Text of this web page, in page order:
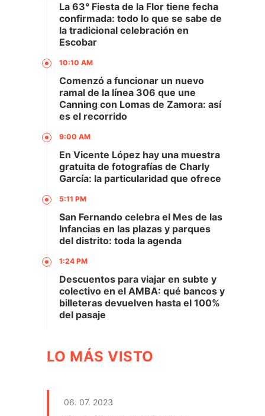
La 63° Fiesta de la Flor tiene fecha
confirmada: todo lo que se sabe de
la tradicional celebración en
Escobar
10:10 AM
Comenzó a funcionar un nuevo
ramal de la línea 306 que une
Canning con Lomas de Zamora: así
es el recorrido
9:00 AM
En Vicente López hay una muestra
gratuita de fotografías de Charly
García: la particularidad que ofrece
5:11 PM
San Fernando celebra el Mes de las
Infancias en las plazas y parques
del distrito: toda la agenda
1:24 PM
Descuentos para viajar en subte y
colectivo en el AMBA: qué bancos y
billeteras devuelven hasta el 100%
del pasaje
LO MÁS VISTO
06. 07. 2023